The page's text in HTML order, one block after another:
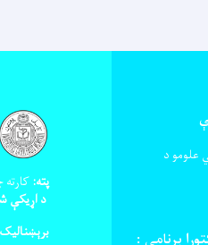
علومو د
پته:
د اړیکې